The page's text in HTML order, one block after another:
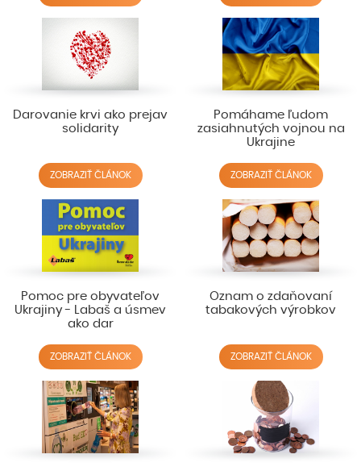
Darovanie krvi ako prejav
solidarity
ZOBRAZIŤ ČLÁNOK
Pomáhame ľudom
zasiahnutých vojnou na
Ukrajine
ZOBRAZIŤ ČLÁNOK
Pomoc pre obyvateľov
Ukrajiny - Labaš a úsmev
ako dar
ZOBRAZIŤ ČLÁNOK
Oznam o zdaňovaní
tabakových výrobkov
ZOBRAZIŤ ČLÁNOK